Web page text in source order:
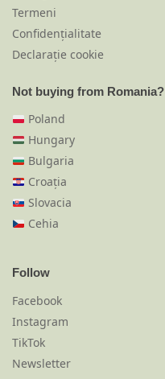
Termeni
Confidențialitate
Declarație cookie
Not buying from Romania?
Poland
Hungary
Bulgaria
Croația
Slovacia
Cehia
Follow
Facebook
Instagram
TikTok
Newsletter